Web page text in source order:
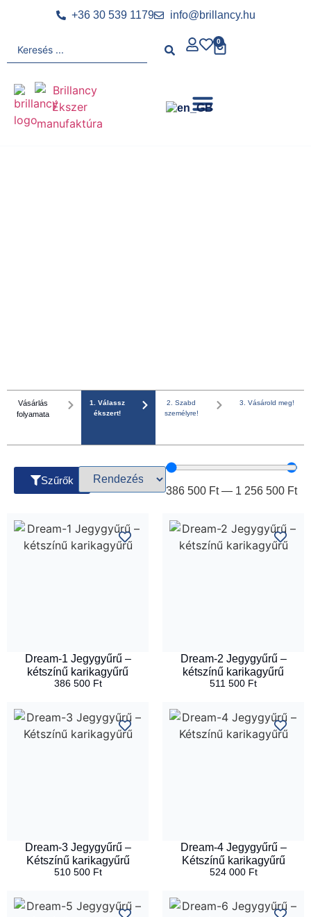
+36 30 539 1179 info@brillancy.hu
0
Vásárlás
folyamata
1. Válassz
ékszert!
2. Szabd
személyre!
3. Vásárold meg!
Szűrők
386 500 Ft— 1 256 500 Ft
Dream-1 Jegygyűrű –
kétszínű karikagyűrű
386 500 Ft
Dream-2 Jegygyűrű –
kétszínű karikagyűrű
511 500 Ft
Dream-3 Jegygyűrű –
Kétszínű karikagyűrű
510 500 Ft
Dream-4 Jegygyűrű –
Kétszínű karikagyűrű
524 000 Ft